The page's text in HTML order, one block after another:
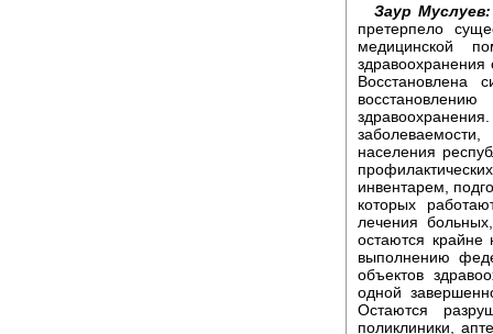
Заур
претерпело
медицинской
здравоохранения
Восстановлена
населения
инвентарем,
которых
лечения
остаются крайне
выполнению
объектов
одной
Остаются
поликлиники,